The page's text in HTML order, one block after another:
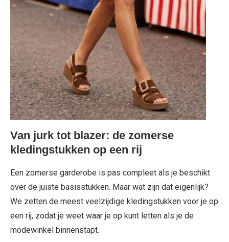
Van jurk tot blazer: de zomerse
kledingstukken op een rij
Een zomerse garderobe is pas compleet als je beschikt
over de juiste basisstukken. Maar wat zijn dat eigenlijk?
We zetten de meest veelzijdige kledingstukken voor je op
een rij, zodat je weet waar je op kunt letten als je de
modewinkel binnenstapt.